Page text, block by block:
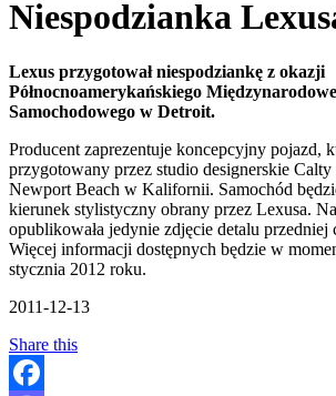
Niespodzianka
Lexus przygotował niespodziankę z okazji
Północnoamerykańskiego
Samochodowego w Detroit.
Producent zaprezentuje koncepcyjny pojazd,
przygotowany przez studio designerskie
Newport Beach w Kalifornii. Samochód
kierunek stylistyczny obrany przez Lexusa.
opublikowała jedynie zdjęcie detalu przedniej
Więcej informacji dostępnych będzie w
stycznia 2012 roku.
2011-12-13
Share this